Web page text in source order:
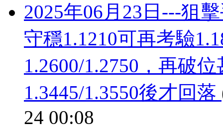
2025年06月23日---狙
守穩1.1210可再考驗
1.2600/1.2750，再破
1.3445/1.3550後才回落
24 00:08